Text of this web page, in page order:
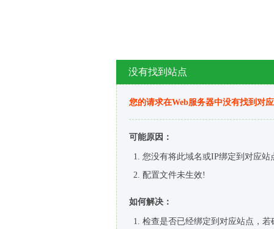
没有找到站点
您的请求在Web服务器中没有找到对
可能原因：
您没有将此域名或IP绑定到对应站
配置文件未生效!
如何解决：
检查是否已经绑定到对应站点，